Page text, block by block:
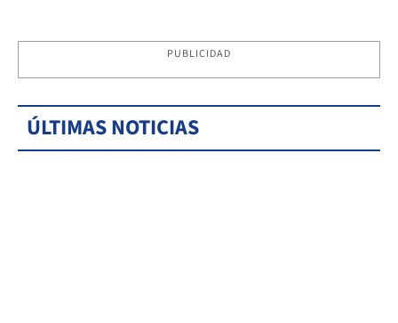
PUBLICIDAD
ÚLTIMAS NOTICIAS